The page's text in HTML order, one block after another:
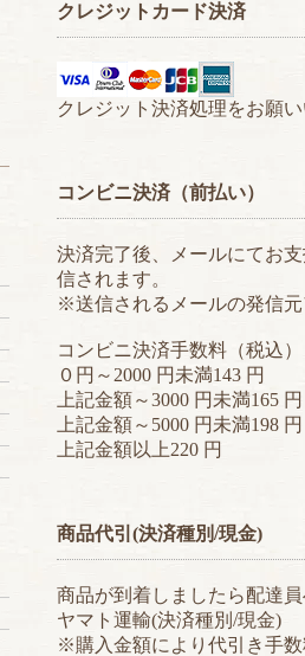
クレジットカード決済
クレジット決済処理をお願い
コンビニ決済（前払い）
決済完了後、メールにてお
信されます。
※送信されるメールの発信元
コンビニ決済手数料（税込）
０円～2000 円未満143 円
上記金額～3000 円未満165 円
上記金額～5000 円未満198 円
上記金額以上220 円
商品代引(決済種別/現金)
商品が到着しましたら配達
ヤマト運輸(決済種別/現金)
※購入金額により代引き手